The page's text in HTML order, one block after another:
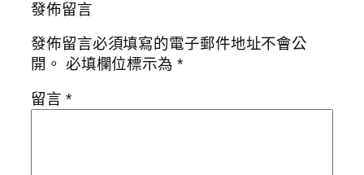
發佈留言
發佈留言必須填寫的電子郵件地址不會公
開。 必填欄位標示為 *
留言 *